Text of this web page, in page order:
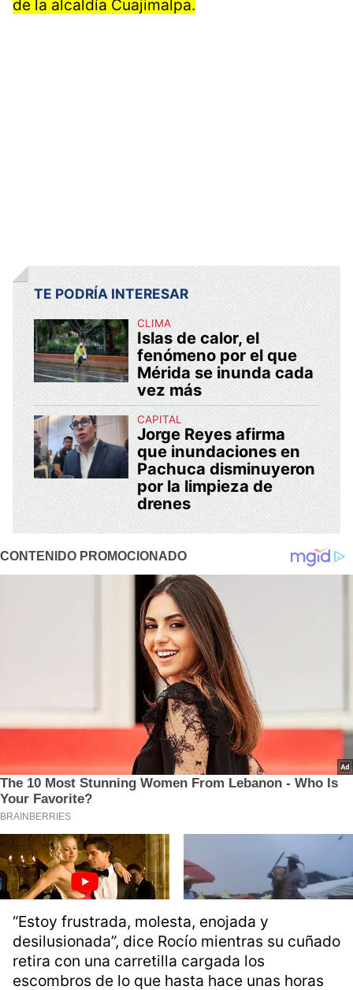
de la alcaldía Cuajimalpa.
TE PODRÍA INTERESAR
CLIMA
Islas de calor, el
fenómeno por el que
Mérida se inunda cada
vez más
CAPITAL
Jorge Reyes afirma
que inundaciones en
Pachuca disminuyeron
por la limpieza de
drenes